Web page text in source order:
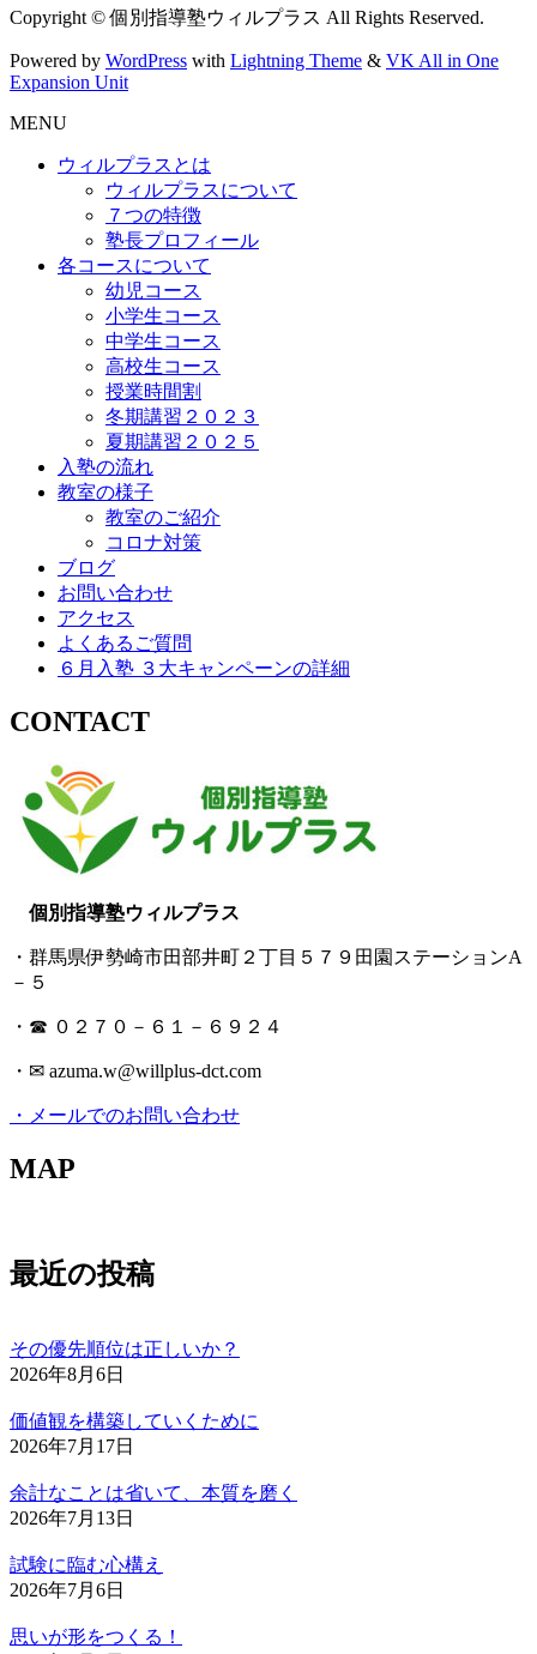
Copyright © 個別指導塾ウィルプラス All Rights Reserved.
Powered by WordPress with Lightning Theme & VK All in One
Expansion Unit
MENU
ウィルプラスとは
ウィルプラスについて
７つの特徴
塾長プロフィール
各コースについて
幼児コース
小学生コース
中学生コース
高校生コース
授業時間割
冬期講習２０２３
夏期講習２０２５
入塾の流れ
教室の様子
教室のご紹介
コロナ対策
ブログ
お問い合わせ
アクセス
よくあるご質問
６月入塾 ３大キャンペーンの詳細
CONTACT
個別指導塾ウィルプラス
・群馬県伊勢崎市田部井町２丁目５７９田園ステーションA
－５
・☎ ０２７０－６１－６９２４
・✉ azuma.w@willplus-dct.com
・メールでのお問い合わせ
MAP
最近の投稿
その優先順位は正しいか？
2026年8月6日
価値観を構築していくために
2026年7月17日
余計なことは省いて、本質を磨く
2026年7月13日
試験に臨む心構え
2026年7月6日
思いが形をつくる！